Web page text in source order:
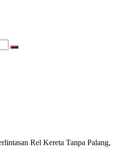
Search
Rel Kereta Tanpa Palang,